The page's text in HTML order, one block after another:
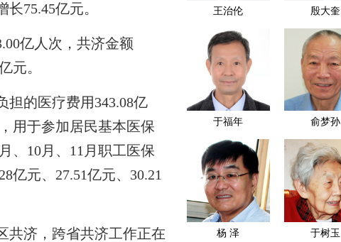
75.45亿元。
亿人次，共济金额
元。
的医疗费用343.08亿
用于参加居民基本医保
、10月、11月职工医保
亿元、27.51亿元、30.21
济，跨省共济工作正在
王治伦 殷大奎
于福年 俞梦孙
杨 泽 于树玉